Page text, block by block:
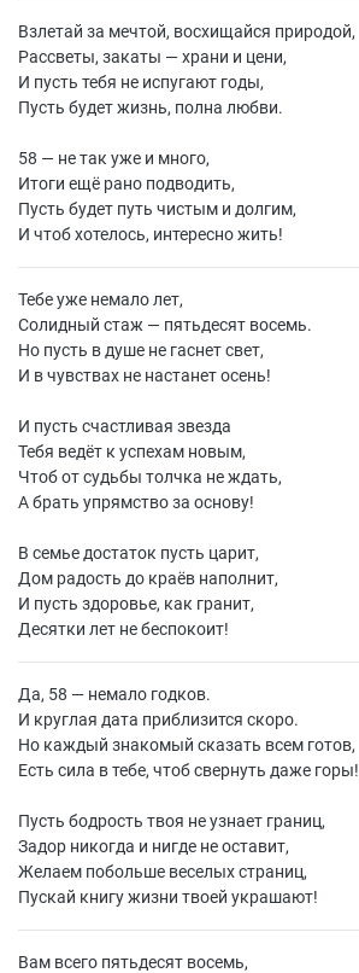
Взлетай за мечтой, восхищайся природой,
Рассветы, закаты — храни и цени,
И пусть тебя не испугают годы,
Пусть будет жизнь, полна любви.
58 — не так уже и много,
Итоги ещё рано подводить,
Пусть будет путь чистым и долгим,
И чтоб хотелось, интересно жить!
Тебе уже немало лет,
Солидный стаж — пятьдесят восемь.
Но пусть в душе не гаснет свет,
И в чувствах не настанет осень!
И пусть счастливая звезда
Тебя ведёт к успехам новым,
Чтоб от судьбы толчка не ждать,
А брать упрямство за основу!
В семье достаток пусть царит,
Дом радость до краёв наполнит,
И пусть здоровье, как гранит,
Десятки лет не беспокоит!
Да, 58 — немало годков.
И круглая дата приблизится скоро.
Но каждый знакомый сказать всем готов,
Есть сила в тебе, чтоб свернуть даже горы!
Пусть бодрость твоя не узнает границ,
Задор никогда и нигде не оставит,
Желаем побольше веселых страниц,
Пускай книгу жизни твоей украшают!
Вам всего пятьдесят восемь,